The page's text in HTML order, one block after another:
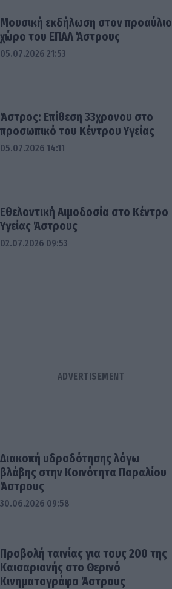
Moυσική εκδήλωση στον προαύλιο
χώρο του ΕΠΑΛ Άστρους
05.07.2026 21:53
Άστρος: Επίθεση 33χρονου στο
προσωπικό του Κέντρου Υγείας
05.07.2026 14:11
Εθελοντική Αιμοδοσία στο Κέντρο
Υγείας Άστρους
02.07.2026 09:53
Διακοπή υδροδότησης λόγω
βλάβης στην Κοινότητα Παραλίου
Άστρους
30.06.2026 09:58
Προβολή ταινίας για τους 200 της
Καισαριανής στο Θερινό
Κινηματογράφο Άστρους